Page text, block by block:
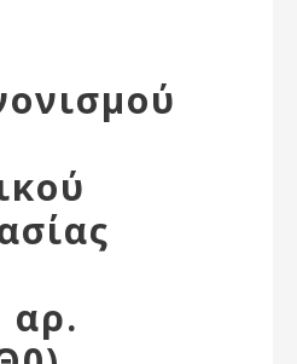
αστυνομία
αρ.